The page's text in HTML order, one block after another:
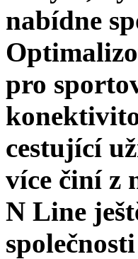
nabídne
pro
cestující
více činí z
N Line